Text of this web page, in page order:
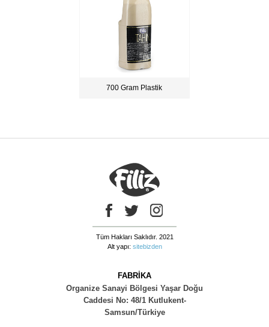
700 Gram Plastik
Tüm Hakları Saklıdır. 2021
Alt yapı: sitebizden
FABRİKA
Organize Sanayi Bölgesi Yaşar Doğu
Caddesi No: 48/1 Kutlukent-
Samsun/Türkiye